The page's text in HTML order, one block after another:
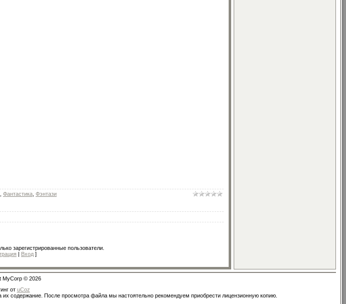
Фантастика Фэнтази
зарегистрированные пользователи.
| Вход ]
MyCorp © 2026
от uCoz
содержание. После просмотра файла мы настоятельно рекомендуем приобрести лицензионную копию.